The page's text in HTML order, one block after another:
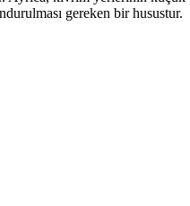
gereken bir husustur.